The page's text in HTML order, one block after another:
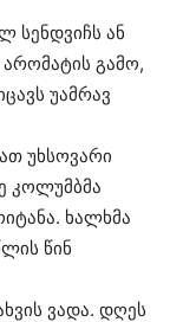
სენდვიჩს ან
გამო,
უამრავ
უხსოვარი
კოლუმბმა
ხალხმა
წინ
ვადა. დღეს